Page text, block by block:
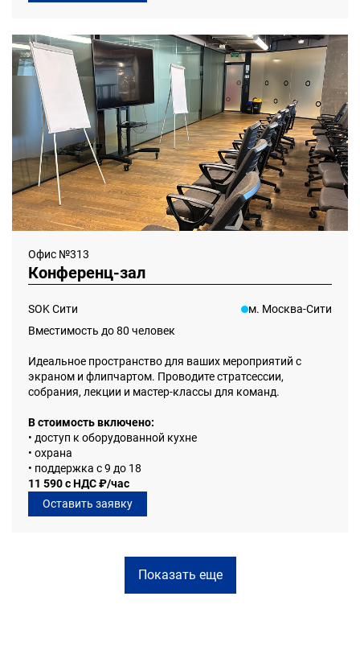
Офис №313
Конференц-зал
SOK Сити
м. Москва-Сити
Вместимость до 80 человек
Идеальное пространство для ваших мероприятий с
экраном и флипчартом. Проводите стратсессии,
собрания, лекции и мастер-классы для команд.
В стоимость включено:
• доступ к оборудованной кухне
• охрана
• поддержка с 9 до 18
11 590 с НДС ₽/час
Оставить заявку
Показать еще